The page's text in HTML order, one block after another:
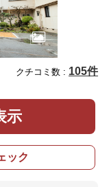
クチコミ数 : 105件
示
ック